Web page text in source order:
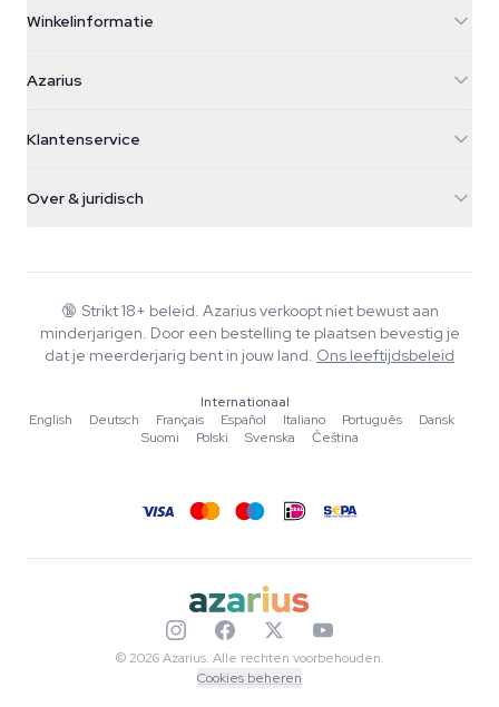
Winkelinformatie
Galvaniweg 11
Nederland
+31(0)204897914
Azarius
Smokeshop
Klantenservice
Retourbeleid
Veelgestelde vragen
Privacybeleid
Over & juridisch
Wiki
Schrijvers
Tools & Calculators
🔞 Strikt 18+ beleid. Azarius verkoopt niet bewust aan
minderjarigen. Door een bestelling te plaatsen bevestig je
dat je meerderjarig bent in jouw land. Ons leeftijdsbeleid
Internationaal
English
·Deutsch ·Français ·Español ·Italiano ·Português ·Dansk
·
Suomi
·Polski ·Svenska ·Čeština
© 2026 Azarius. Alle rechten voorbehouden.
Cookies beheren